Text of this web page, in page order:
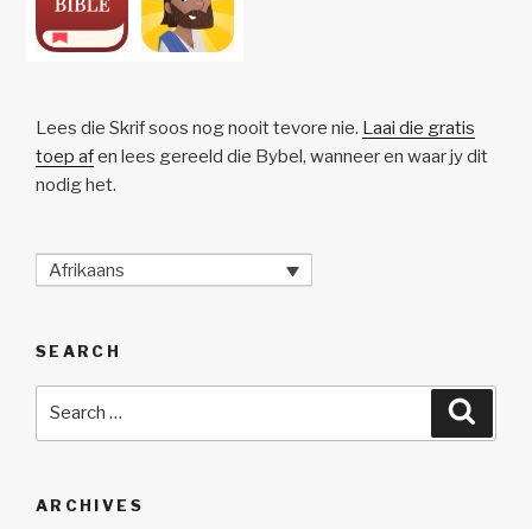
Lees die Skrif soos nog nooit tevore nie. Laai die gratis
toep afen lees gereeld die Bybel, wanneer en waar jy dit
nodig het.
Afrikaans
SEARCH
ARCHIVES